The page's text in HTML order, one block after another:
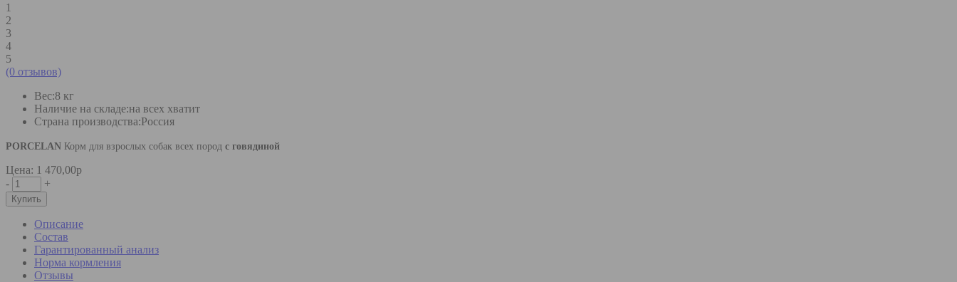
1
2
3
4
5
(0 отзывов)
Вес:8 кг
Наличие на складе:на всех хватит
Страна производства:Россия
PORCELAN Корм для взрослых собак всех пород с говядиной
Цена: 1 470,00р
-
+
Описание
Состав
Гарантированный анализ
Норма кормления
Отзывы